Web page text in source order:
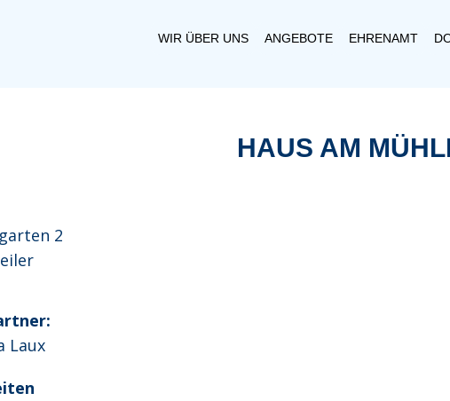
WIR ÜBER UNS ANGEBOTE EHRENAMT
HAUS AM
2
Laux